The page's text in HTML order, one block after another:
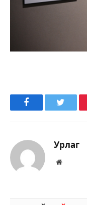
FacebookTwitter
Урлаг
Вэбсайт